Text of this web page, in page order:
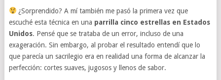
¿Sorprendido? A mí también me pasó la primera vez que
escuché esta técnica en una parrilla cinco estrellas en Estados
Unidos. Pensé que se trataba de un error, incluso de una
exageración. Sin embargo, al probar el resultado entendí que lo
que parecía un sacrilegio era en realidad una forma de alcanzar la
perfección: cortes suaves, jugosos y llenos de sabor.